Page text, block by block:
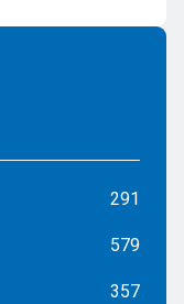
291
579
357